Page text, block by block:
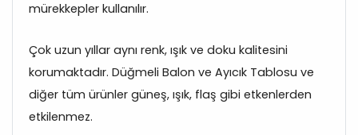
mürekkepler kullanılır.
Çok uzun yıllar aynı renk, ışık ve doku kalitesini
korumaktadır. Düğmeli Balon ve Ayıcık Tablosu ve
diğer tüm ürünler güneş, ışık, flaş gibi etkenlerden
etkilenmez.